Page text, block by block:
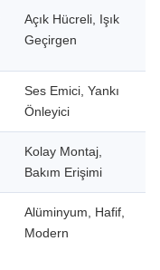
Açık Hücreli, Işık
Geçirgen
Ses Emici, Yankı
Önleyici
Kolay Montaj,
Bakım Erişimi
Alüminyum, Hafif,
Modern